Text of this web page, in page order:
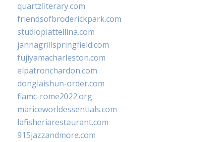
quartzliterary.com
friendsofbroderickpark.com
studiopiattellina.com
jannagrillspringfield.com
fujiyamacharleston.com
elpatronchardon.com
donglaishun-order.com
fiamc-rome2022.org
mariceworldessentials.com
lafisheriarestaurant.com
915jazzandmore.com